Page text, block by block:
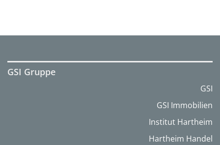
GSI Gruppe
GSI
GSI Immobilien
Institut Hartheim
Hartheim Handel